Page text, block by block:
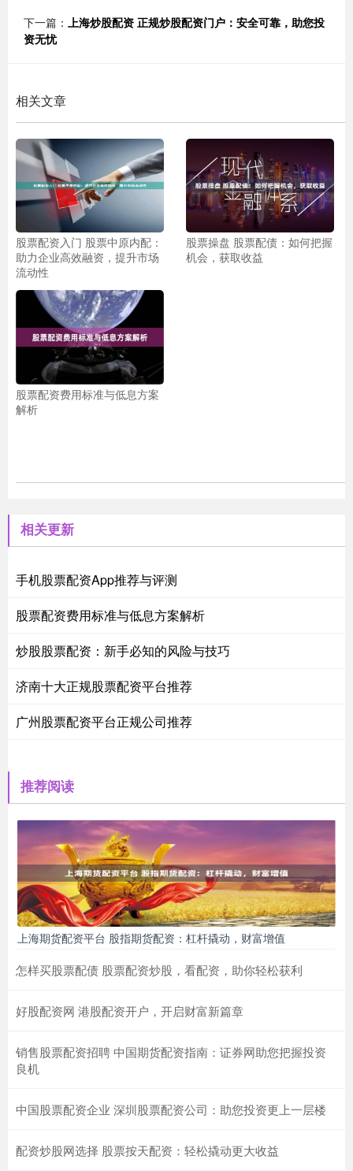
下一篇： 上海炒股配资 正规炒股配资门户：安全可靠，助您投
资无忧
相关文章
股票配资入门 股票中原内配：
助力企业高效融资，提升市场
流动性
股票操盘 股票配债：如何把握
机会，获取收益
股票配资费用标准与低息方案
解析
相关更新
手机股票配资App推荐与评测
股票配资费用标准与低息方案解析
炒股股票配资：新手必知的风险与技巧
济南十大正规股票配资平台推荐
广州股票配资平台正规公司推荐
推荐阅读
上海期货配资平台 股指期货配资：杠杆撬动，财富增值
怎样买股票配债 股票配资炒股，看配资，助你轻松获利
好股配资网 港股配资开户，开启财富新篇章
销售股票配资招聘 中国期货配资指南：证券网助您把握投资
良机
中国股票配资企业 深圳股票配资公司：助您投资更上一层楼
配资炒股网选择 股票按天配资：轻松撬动更大收益